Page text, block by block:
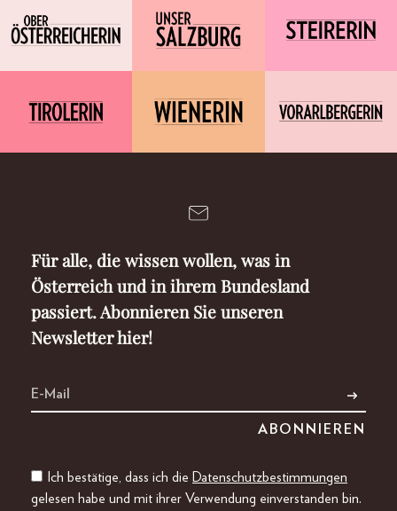
Für alle, die wissen wollen, was in
Österreich und in ihrem Bundesland
passiert. Abonnieren Sie unseren
Newsletter hier!
Ich bestätige, dass ich die Datenschutzbestimmungen
gelesen habe und mit ihrer Verwendung einverstanden bin.